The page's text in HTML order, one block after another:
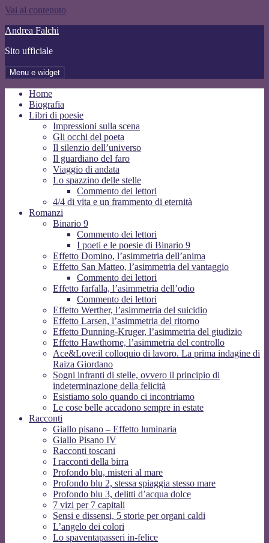
Vai al contenuto
Andrea Falchi
Sito ufficiale
Menu e widget
Home
Biografia
Libri di poesie
Impressioni sulla scena
Gli occhi del poeta
Il silenzio dell’universo
Il guardiano del faro
Viaggio di andata
Lo spazzino delle stelle
Commento dei lettori
4/4 di vita e un frammento di eternità
Romanzi
Binario 9
Commento dei lettori
I poeti e le poesie di Binario 9
Effetto Domino, l’asimmetria dell’anima
Effetto San Matteo, l’asimmetria del vantaggio
Commento dei lettori
Effetto farfalla, l’asimmetria dell’odio
Commento dei lettori
Effetto Werther, l’asimmetria del suicidio
Effetto Larsen, l’asimmetria del ritorno
Effetto Dunning-Kruger, l’asimmetria del giudizio
Effetto Hawthorne, l’asimmetria del controllo
Ace&Love:il colloquio di lavoro. La prima indagine di
Raiza Giordano
Sogni infranti di stelle, ovvero il principio di
indeterminazione della felicità
Esistiamo solo quando ci incontriamo
Le cose belle accadono sempre in estate
Racconti
Giallo pisano – Effetto luminaria
Giallo Pisano IV
Racconti toscani
I racconti della birra
Profondo blu, misteri al mare
Profondo blu 2, stessa spiaggia stesso mare
Profondo blu 3, delitti d’acqua dolce
7 vizi per 7 capitali
Sensi e dissensi, 5 storie per organi caldi
L’angelo dei colori
Lo spaventapasseri in-felice